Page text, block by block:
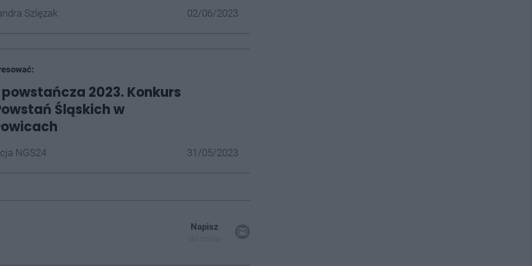
Szlęzak 02/06/2023
2023. Konkurs
Śląskich w
NGS24 31/05/2023
Napisz